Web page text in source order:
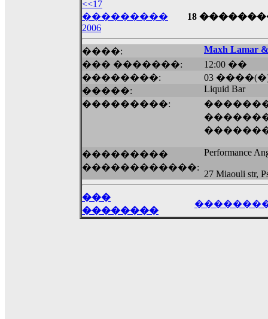
��� ��� ������ '������'...
Echo, ���� �� ������� ��
�������������� ��������!
������ �� �����.. "������" ���
��������� ����, ���������
����� ��������� ��
������! ��� ������ �� �����...
������� ���� ���� ������;
<<17
���������
2006
18
����:
Maxh Lamar
��� �������:
12:00 ��
��������:
03
�����:
Liquid Bar
���������:
���������
������������:
Performance
27 Miaouli str,
���
��������